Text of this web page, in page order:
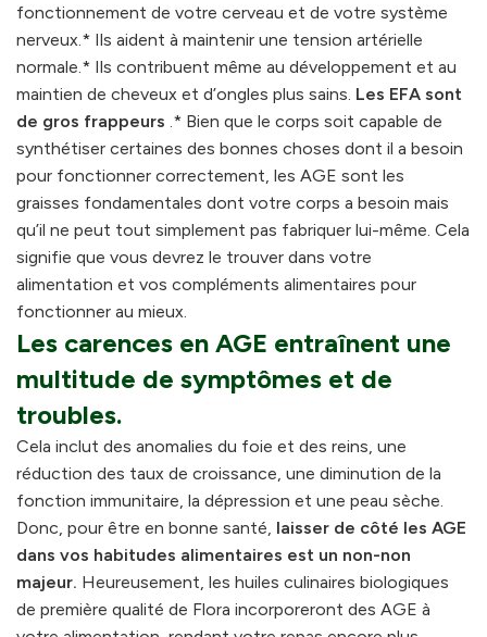
fonctionnement de votre cerveau et de votre système
nerveux.* Ils aident à maintenir une tension artérielle
normale.* Ils contribuent même au développement et au
maintien de cheveux et d’ongles plus sains. Les EFA sont
de gros frappeurs .* Bien que le corps soit capable de
synthétiser certaines des bonnes choses dont il a besoin
pour fonctionner correctement, les AGE sont les
graisses fondamentales dont votre corps a besoin mais
qu’il ne peut tout simplement pas fabriquer lui-même. Cela
signifie que vous devrez le trouver dans votre
alimentation et vos compléments alimentaires pour
fonctionner au mieux.
Les carences en AGE entraînent une
multitude de symptômes et de
troubles.
Cela inclut des anomalies du foie et des reins, une
réduction des taux de croissance, une diminution de la
fonction immunitaire, la dépression et une peau sèche.
Donc, pour être en bonne santé, laisser de côté les AGE
dans vos habitudes alimentaires est un non-non
majeur. Heureusement, les huiles culinaires biologiques
de première qualité de Flora incorporeront des AGE à